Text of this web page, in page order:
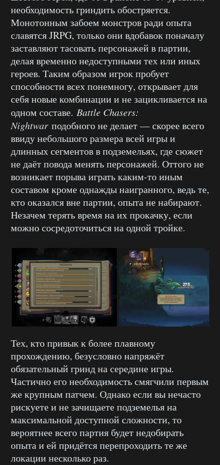
необходимость гриндить обостряется.
Монотонным забоем монстров ради опыта
славятся JRPG, только они вдобавок поначалу
заставляют тасовать персонажей в партии,
делая временно недоступными тех или иных
героев. Таким образом игрок пробует
способности всех понемногу, открывает для
себя новые комбинации и не зацикливается на
одном составе. Battle Chasers:
Nightwar подобного не делает — скорее всего
ввиду небольшого размера всей игры и
длинных сегментов в подземельях, где сюжет
не даёт повода менять персонажей. Оттого не
возникает порыва играть каким-то иным
составом кроме однажды наигранного, ведь те,
кто оказался вне партии, опыта не набирают.
Незачем терять время на их прокачку, если
можно сосредоточиться на одной тройке.
Тех, кто привык к более плавному
прохождению, безусловно напряжёт
обязательный гринд на середине игры.
Частично его необходимость смягчили первым
же крупным патчем. Однако если вы нечасто
рискуете и не зачищаете подземелья на
максимальной доступной сложности, то
вероятнее всего партия будет недобирать
опыта и ей придётся перепроходить те же
локации несколько раз.